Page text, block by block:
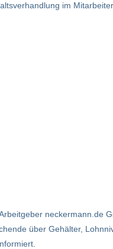
im
neckermann.de
über Gehälter,